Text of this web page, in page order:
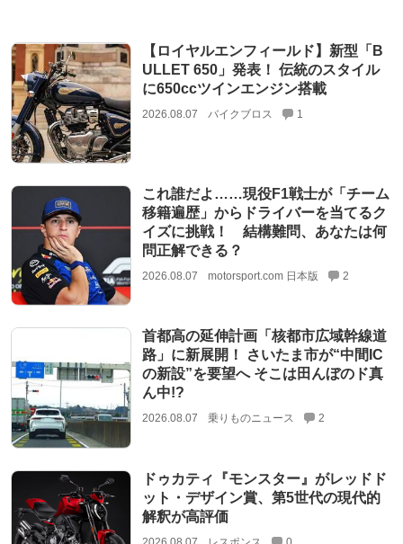
【ロイヤルエンフィールド】新型「B
ULLET 650」発表！ 伝統のスタイル
に650ccツインエンジン搭載
2026.08.07 バイクブロス 1
これ誰だよ……現役F1戦士が「チーム
移籍遍歴」からドライバーを当てるク
イズに挑戦！ 結構難問、あなたは何
問正解できる？
2026.08.07 motorsport.com 日本版 2
首都高の延伸計画「核都市広域幹線道
路」に新展開！ さいたま市が“中間IC
の新設”を要望へ そこは田んぼのド真
ん中!?
2026.08.07 乗りものニュース 2
ドゥカティ『モンスター』がレッドド
ット・デザイン賞、第5世代の現代的
解釈が高評価